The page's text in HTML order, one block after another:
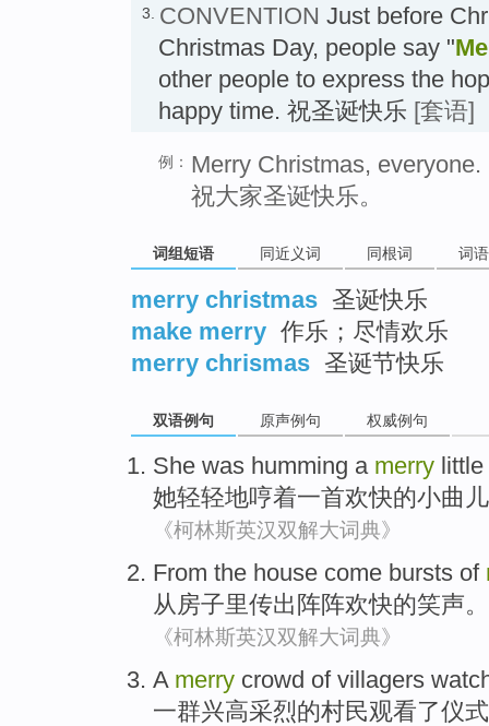
3. CONVENTION Just before
Christmas Day, people say "
other people to express the
happy time. 祝圣诞快乐 [套语]
例： Merry Christmas, everyone.
祝大家圣诞快乐。
词组短语 同近义词 同根词 词
merry christmas 圣诞快乐
make merry 作乐；尽情欢乐
merry chrismas 圣诞节快乐
双语例句 原声例句 权威例句
She was humming a merry little
她轻轻地哼着一首欢快的小曲
《柯林斯英汉双解大词典》
From the house come bursts of
从房子里传出 阵阵欢快的笑声。
《柯林斯英汉双解大词典》
A merry crowd of villagers
一群兴高采烈的村民观看了仪